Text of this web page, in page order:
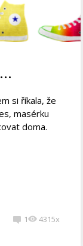
si říkala, že
masérku
doma.
1 4315x